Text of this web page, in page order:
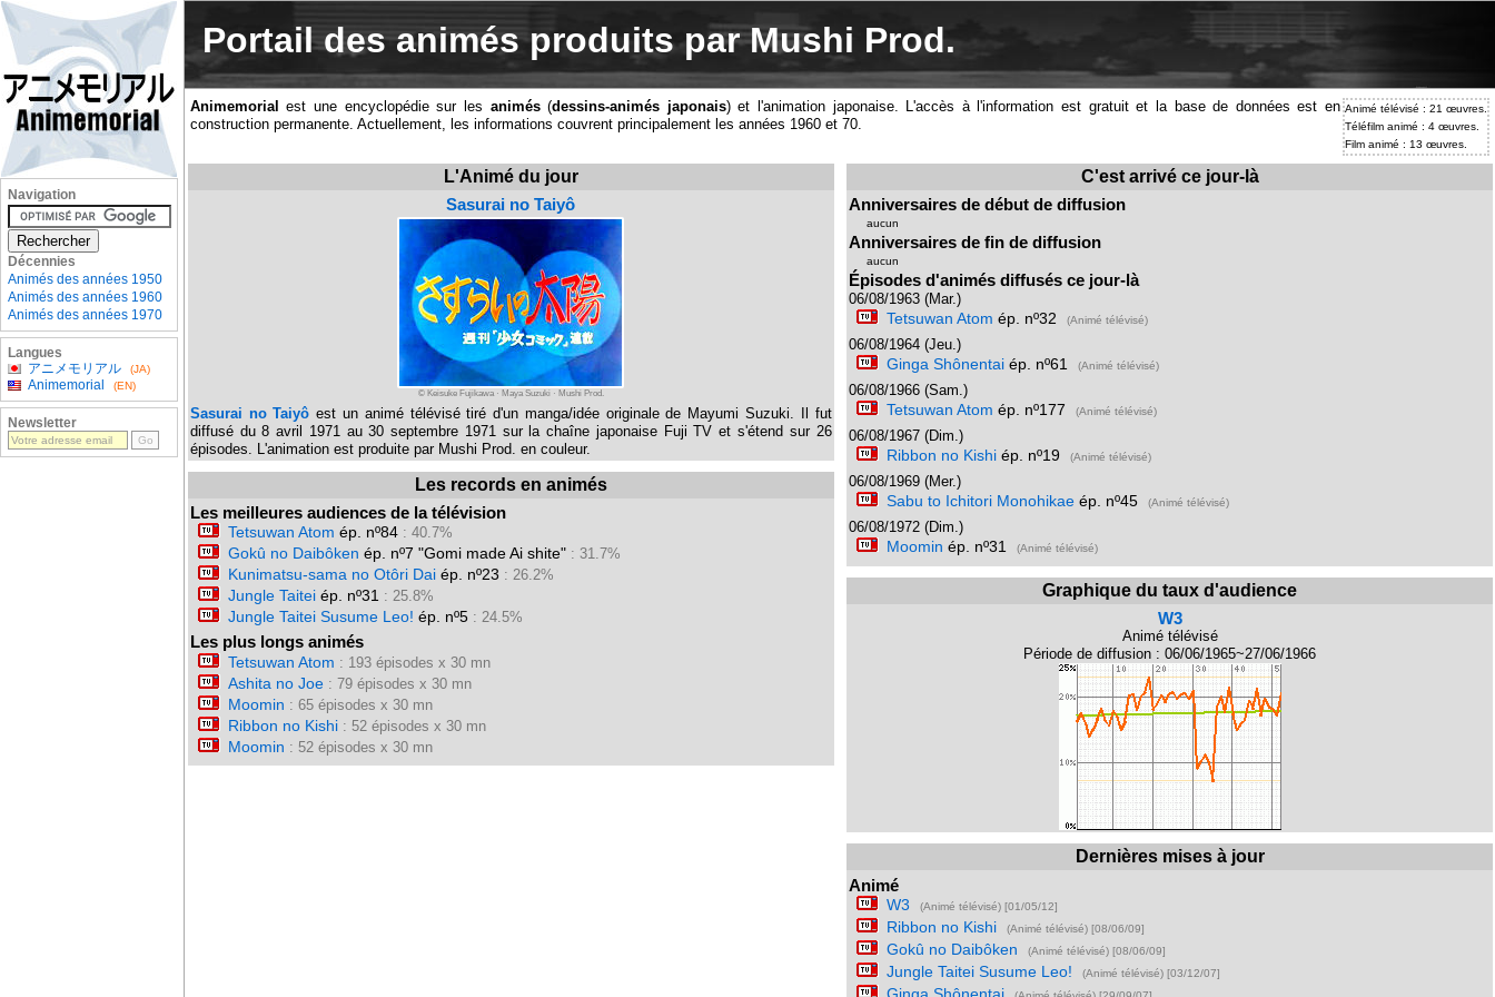
Portail des animés produits par Mushi Prod.
Animé télévisé : 21 œuvres.
Téléfilm animé : 4 œuvres.
Film animé : 13 œuvres.
Animemorial est une encyclopédie sur les animés(dessins-animés japonais) et l'animation japonaise. L'accès à l'information est gratuit et la base de données est en
construction permanente. Actuellement, les informations couvrent principalement les années 1960 et 70.
L'Animé du jour
Sasurai no Taiyô
© Keisuke Fujikawa · Maya Suzuki · Mushi Prod.
Sasurai no Taiyô est un animé télévisé tiré d'un manga/idée originale de Mayumi Suzuki. Il fut
diffusé du 8 avril 1971 au 30 septembre 1971 sur la chaîne japonaise Fuji TV et s'étend sur 26
épisodes. L'animation est produite par Mushi Prod. en couleur.
Les records en animés
Les meilleures audiences de la télévision
Tetsuwan Atom ép. nº84: 40.7%
Gokû no Daibôken ép. nº7 "Gomi made Ai shite": 31.7%
Kunimatsu-sama no Otôri Daiép. nº23 : 26.2%
Jungle Taiteiép. nº31: 25.8%
Jungle Taitei Susume Leo! ép. nº5: 24.5%
Les plus longs animés
Tetsuwan Atom : 193 épisodes x 30 mn
Ashita no Joe: 79 épisodes x 30 mn
Moomin : 65 épisodes x 30 mn
Ribbon no Kishi: 52 épisodes x 30 mn
Moomin : 52 épisodes x 30 mn
C'est arrivé ce jour-là
Anniversaires de début de diffusion
aucun
Anniversaires de fin de diffusion
aucun
Épisodes d'animés diffusés ce jour-là
06/08/1963 (Mar.)
Tetsuwan Atom ép. nº32 (Animé télévisé)
06/08/1964 (Jeu.)
Ginga Shônentai ép. nº61 (Animé télévisé)
06/08/1966 (Sam.)
Tetsuwan Atom ép. nº177 (Animé télévisé)
06/08/1967 (Dim.)
Ribbon no Kishi ép. nº19 (Animé télévisé)
06/08/1969 (Mer.)
Sabu to Ichitori Monohikae ép. nº45 (Animé télévisé)
06/08/1972 (Dim.)
Moomin ép. nº31 (Animé télévisé)
Graphique du taux d'audience
W3
Animé télévisé
Période de diffusion : 06/06/1965~27/06/1966
Dernières mises à jour
Animé
W3 (Animé télévisé) [01/05/12]
Ribbon no Kishi (Animé télévisé) [08/06/09]
Gokû no Daibôken (Animé télévisé) [08/06/09]
Jungle Taitei Susume Leo! (Animé télévisé) [03/12/07]
Navigation
Décennies
Animés des années 1950
Animés des années 1960
Animés des années 1970
Langues
アニメモリアル
(JA)
Animemorial (EN)
Newsletter